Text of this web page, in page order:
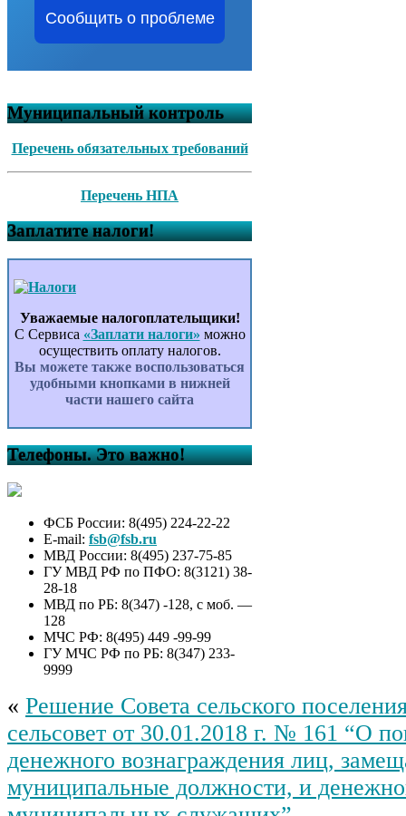
Сообщить о проблеме
Муниципальный контроль
Перечень обязательных требований
Перечень НПА
Заплатите налоги!
Уважаемые налогоплательщики!
С Сервиса «Заплати налоги» можно
осуществить оплату налогов.
Вы можете также воспользоваться
удобными кнопками в нижней
части нашего сайта
Телефоны. Это важно!
ФСБ России: 8(495) 224-22-22
E-mail: fsb@fsb.ru
МВД России: 8(495) 237-75-85
ГУ МВД РФ по ПФО: 8(3121) 38-
28-18
МВД по РБ: 8(347) -128, с моб. —
128
МЧС РФ: 8(495) 449 -99-99
ГУ МЧС РФ по РБ: 8(347) 233-
9999
« Решение Совета сельского
сельсовет от 30.01.2018 г. № 161 “О
денежного вознаграждения лиц,
муниципальные должности, и